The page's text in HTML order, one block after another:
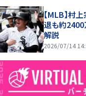
【MLB】村
退も約
解説
2026/07/14